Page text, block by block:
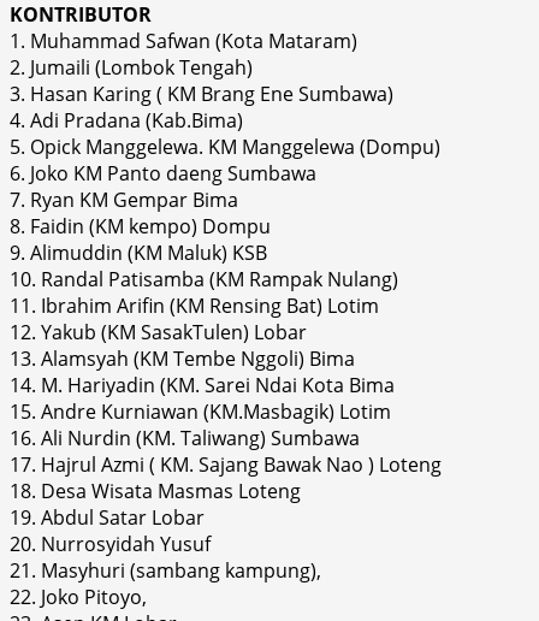
KONTRIBUTOR
1. Muhammad Safwan (Kota Mataram)
2. Jumaili (Lombok Tengah)
3. Hasan Karing ( KM Brang Ene Sumbawa)
4. Adi Pradana (Kab.Bima)
5. Opick Manggelewa. KM Manggelewa (Dompu)
6. Joko KM Panto daeng Sumbawa
7. Ryan KM Gempar Bima
8. Faidin (KM kempo) Dompu
9. Alimuddin (KM Maluk) KSB
10. Randal Patisamba (KM Rampak Nulang)
11. Ibrahim Arifin (KM Rensing Bat) Lotim
12. Yakub (KM SasakTulen) Lobar
13. Alamsyah (KM Tembe Nggoli) Bima
14. M. Hariyadin (KM. Sarei Ndai Kota Bima
15. Andre Kurniawan (KM.Masbagik) Lotim
16. Ali Nurdin (KM. Taliwang) Sumbawa
17. Hajrul Azmi ( KM. Sajang Bawak Nao ) Loteng
18. Desa Wisata Masmas Loteng
19. Abdul Satar Lobar
20. Nurrosyidah Yusuf
21. Masyhuri (sambang kampung),
22. Joko Pitoyo,